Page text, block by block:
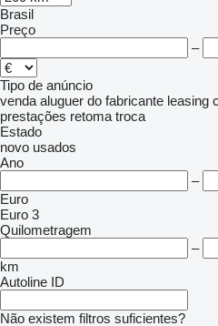
Brasil
Preço
–
Tipo de anúncio
venda aluguer do fabricante leasing
prestações retoma troca
Estado
novo usados
Ano
–
Euro
Euro 3
Quilometragem
–
km
Autoline ID
Não existem filtros suficientes?